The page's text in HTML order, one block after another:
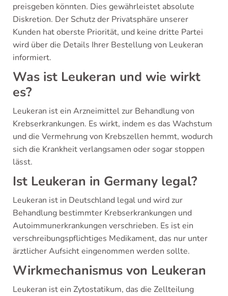
preisgeben könnten. Dies gewährleistet absolute
Diskretion. Der Schutz der Privatsphäre unserer
Kunden hat oberste Priorität, und keine dritte Partei
wird über die Details Ihrer Bestellung von Leukeran
informiert.
Was ist Leukeran und wie wirkt
es?
Leukeran ist ein Arzneimittel zur Behandlung von
Krebserkrankungen. Es wirkt, indem es das Wachstum
und die Vermehrung von Krebszellen hemmt, wodurch
sich die Krankheit verlangsamen oder sogar stoppen
lässt.
Ist Leukeran in Germany legal?
Leukeran ist in Deutschland legal und wird zur
Behandlung bestimmter Krebserkrankungen und
Autoimmunerkrankungen verschrieben. Es ist ein
verschreibungspflichtiges Medikament, das nur unter
ärztlicher Aufsicht eingenommen werden sollte.
Wirkmechanismus von Leukeran
Leukeran ist ein Zytostatikum, das die Zellteilung